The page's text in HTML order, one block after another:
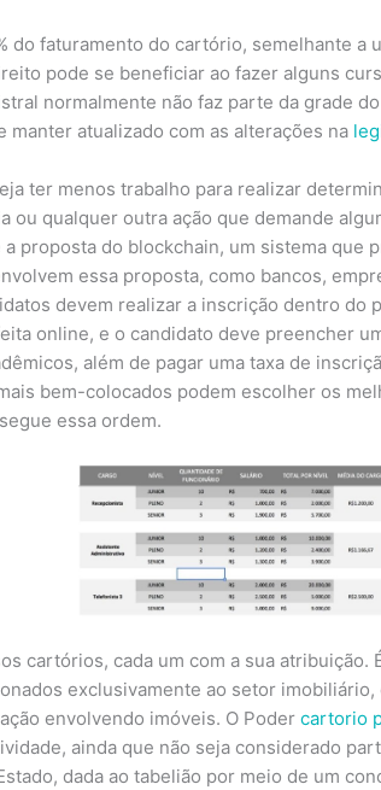
do faturamento do cartório, semelhante a
pode se beneficiar ao fazer alguns
normalmente não faz parte da grade
manter atualizado com as alterações na
ter menos trabalho para realizar
ou qualquer outra ação que demande
a proposta do blockchain, um sistema que
essa proposta, como bancos,
devem realizar a inscrição dentro do
online, e o candidato deve preencher
além de pagar uma taxa de
bem-colocados podem escolher os
essa ordem.
cartórios, cada um com a sua atribuição.
exclusivamente ao setor imobiliário,
envolvendo imóveis. O Podercartorio
ainda que não seja considerado
dada ao tabelião por meio de um